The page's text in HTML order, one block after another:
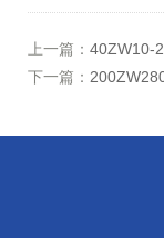
上一篇： 40ZW10-
下一篇：